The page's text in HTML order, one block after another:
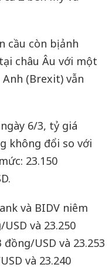
cầu còn bị ảnh
châu Âu với một
(Brexit) vẫn
6/3, tỷ giá
không đổi so với
23.150
và BIDV niêm
và 23.250
USD và 23.253
và 23.240